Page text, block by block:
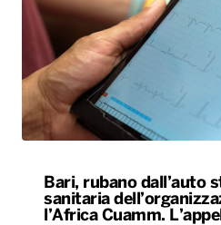
Bari, rubano dall’auto
sanitaria
l’Africa Cuamm.